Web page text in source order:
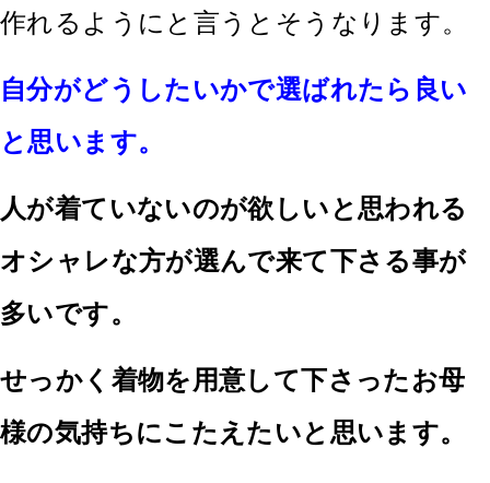
作れるようにと言うとそうなります。
自分がどうしたいかで選ばれたら良い
と思います。
人が着ていないのが欲しいと思われる
オシャレな方が選んで来て下さる事が
多いです。
せっかく着物を用意して下さったお母
様の気持ちにこたえたいと思います。